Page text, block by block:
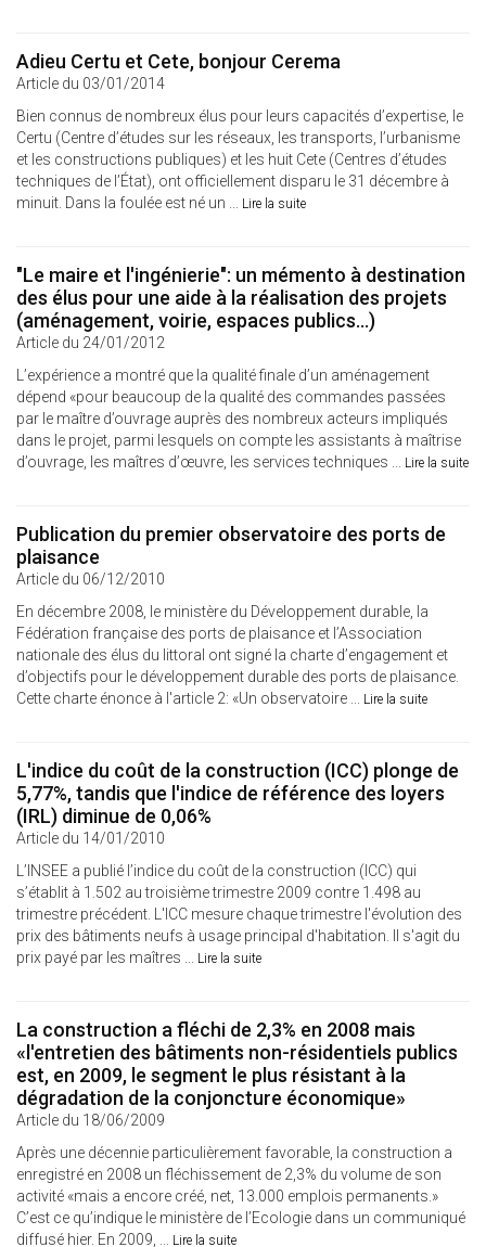
Adieu Certu et Cete, bonjour Cerema
Article du 03/01/2014
Bien connus de nombreux élus pour leurs capacités d’expertise, le
Certu (Centre d’études sur les réseaux, les transports, l’urbanisme
et les constructions publiques) et les huit Cete (Centres d’études
techniques de l’État), ont officiellement disparu le 31 décembre à
minuit. Dans la foulée est né un ... Lire la suite
"Le maire et l'ingénierie": un mémento à destination
des élus pour une aide à la réalisation des projets
(aménagement, voirie, espaces publics…)
Article du 24/01/2012
L’expérience a montré que la qualité finale d’un aménagement
dépend «pour beaucoup de la qualité des commandes passées
par le maître d’ouvrage auprès des nombreux acteurs impliqués
dans le projet, parmi lesquels on compte les assistants à maîtrise
d’ouvrage, les maîtres d’œuvre, les services techniques ... Lire la suite
Publication du premier observatoire des ports de
plaisance
Article du 06/12/2010
En décembre 2008, le ministère du Développement durable, la
Fédération française des ports de plaisance et l’Association
nationale des élus du littoral ont signé la charte d’engagement et
d’objectifs pour le développement durable des ports de plaisance.
Cette charte énonce à l'article 2: «Un observatoire ... Lire la suite
L'indice du coût de la construction (ICC) plonge de
5,77%, tandis que l'indice de référence des loyers
(IRL) diminue de 0,06%
Article du 14/01/2010
L’INSEE a publié l’indice du coût de la construction (ICC) qui
s’établit à 1.502 au troisième trimestre 2009 contre 1.498 au
trimestre précédent. L'ICC mesure chaque trimestre l'évolution des
prix des bâtiments neufs à usage principal d'habitation. Il s'agit du
prix payé par les maîtres ... Lire la suite
La construction a fléchi de 2,3% en 2008 mais
«l'entretien des bâtiments non-résidentiels publics
est, en 2009, le segment le plus résistant à la
dégradation de la conjoncture économique»
Article du 18/06/2009
Après une décennie particulièrement favorable, la construction a
enregistré en 2008 un fléchissement de 2,3% du volume de son
activité «mais a encore créé, net, 13.000 emplois permanents.»
C’est ce qu’indique le ministère de l’Ecologie dans un communiqué
diffusé hier. En 2009, ... Lire la suite